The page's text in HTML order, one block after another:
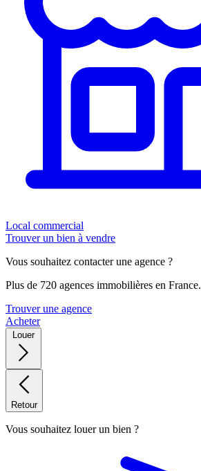
Local commercial
Trouver un bien à vendre
Vous souhaitez contacter une agence ?
Plus de 720 agences immobilières en France.
Trouver une agence
Acheter
Louer
Retour
Vous souhaitez louer un bien ?